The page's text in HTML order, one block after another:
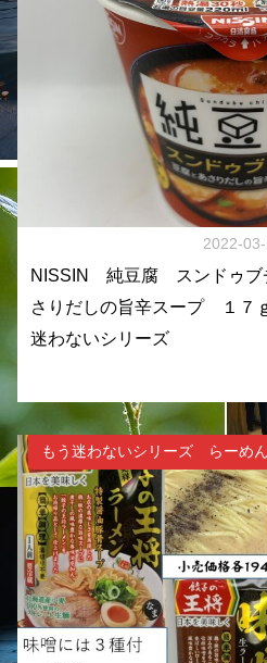
2022-
NISSIN 純豆腐 スンドゥ
さりだしの旨辛スープ １
迷わないシリーズ
もう迷わないシリーズ らーめん